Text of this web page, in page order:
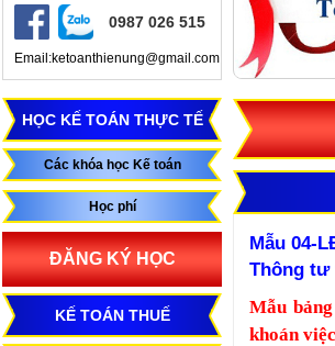
0987 026 515
Email:ketoanthienung@gmail.com
HỌC KẾ TOÁN THỰC TẾ
Các khóa học Kế toán
Học phí
ĐĂNG KÝ HỌC
KẾ TOÁN THUẾ
Mẫu 04-
Thông tư
Mẫu
khoán